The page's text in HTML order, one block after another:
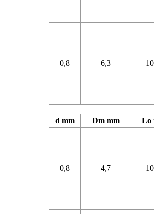
0,8 6,3
d mm Dm mm Lo
0,8 4,7